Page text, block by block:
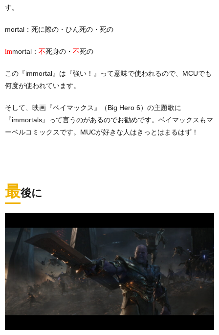
す。
mortal：死に際の・ひん死の・死の
immortal： 不死身の・ 不死の
この『immortal』は『強い！』って意味で使われるので、MCUでも
何度が使われています。
そして、映画『ベイマックス』（Big Hero 6）の主題歌に
『immortals』って言うのがあるのでお勧めです。ベイマックスもマ
ーベルコミックスです。MUCが好きな人はきっとはまるはず！
最後に